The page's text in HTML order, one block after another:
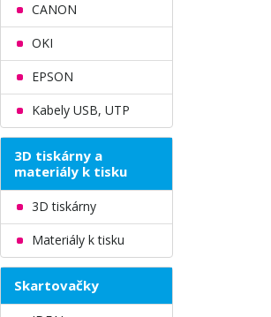
CANON
OKI
EPSON
Kabely USB, UTP
3D tiskárny a
materiály k tisku
3D tiskárny
Materiály k tisku
Skartovačky